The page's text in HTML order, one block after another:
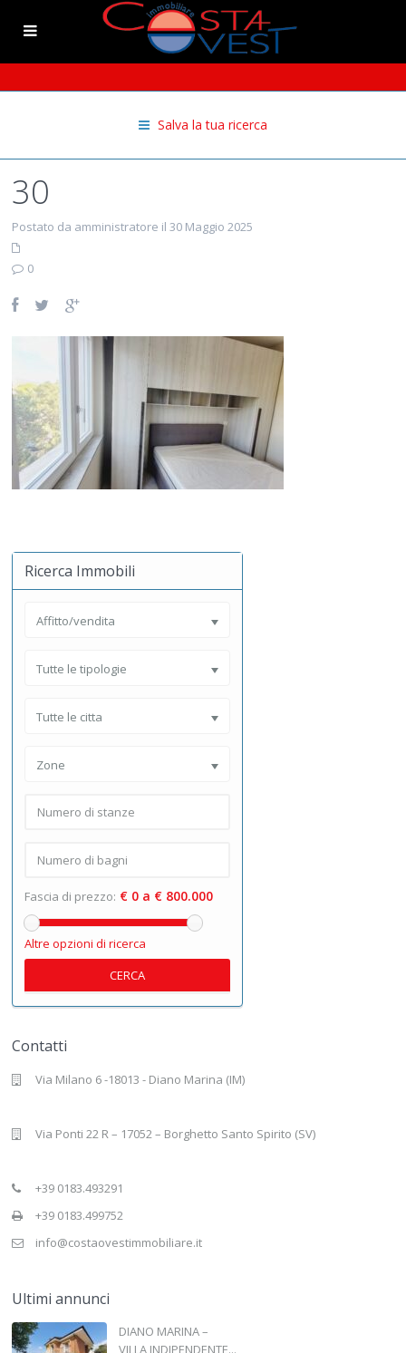
Salva la tua ricerca
30
Postato da amministratore il 30 Maggio 2025
0
Ricerca Immobili
Affitto/vendita
Tutte le tipologie
Tutte le citta
Zone
Fascia di prezzo: € 0 a € 800.000
Altre opzioni di ricerca
CERCA
Contatti
Via Milano 6 -18013 - Diano Marina (IM)
Via Ponti 22 R – 17052 – Borghetto Santo Spirito (SV)
+39 0183.493291
+39 0183.499752
info@costaovestimmobiliare.it
Ultimi annunci
DIANO MARINA –
VILLA INDIPENDENTE...